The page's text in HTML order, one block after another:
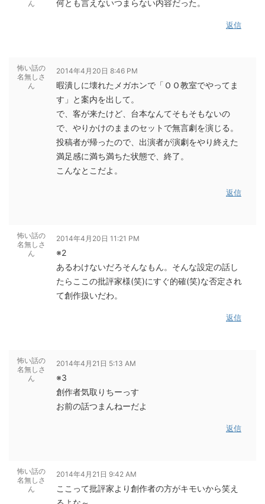
ん
何とも言えないつまらない内容だった。
返信
怖い話の
名無しさ
ん
2014年4月20日 8:46 PM
暇潰しに壊れたメガホンで「ＯＯ教室でやってま
す」と案内を出して。
で、客が来たけど、台本なんてそもそもないの
で、やりかけのままのセットで無言劇を演じる。
投稿者が帰ったので、出演者が演劇をやり終えた
満足感に満ち満ちた状態で、終了。
こんなとこだよ。
返信
怖い話の
名無しさ
ん
2014年4月20日 11:21 PM
※2
あるわけないだろそんなもん。そんな設定の話し
たらここの批評家様(笑)にすぐ的確(笑)な否定され
て創作扱いだわ。
返信
怖い話の
名無しさ
ん
2014年4月21日 5:13 AM
※3
創作者気取りちーっす
お前の話つまんねーだよ
返信
怖い話の
名無しさ
ん
2014年4月21日 9:42 AM
ここって批評家より創作者の方がキモいから笑え